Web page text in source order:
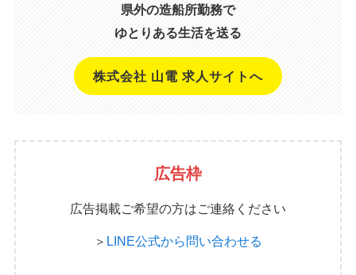
県外の造船所勤務で
ゆとりある生活を送る
株式会社 山電 求人サイトへ
広告枠
広告掲載ご希望の方はご連絡ください
＞ LINE公式から問い合わせる